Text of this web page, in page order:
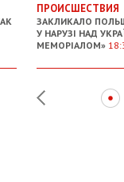
ПРОИСШЕСТВИЯ
ЗАКЛИКАЛО
У НАРУЗІ НАД
МЕМОРІАЛОМ»